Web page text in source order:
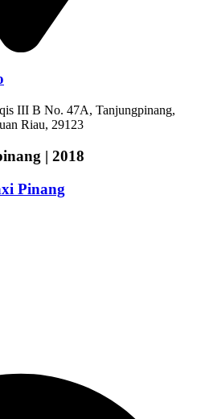
III B No. 47A, Tanjungpinang,
Riau, 29123
| 2018
Pinang